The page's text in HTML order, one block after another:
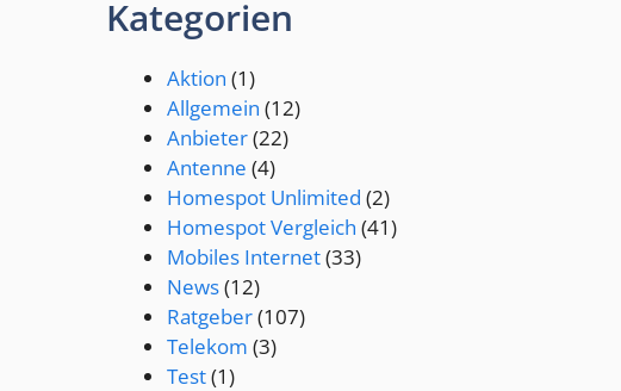
Kategorien
Aktion (1)
Allgemein (12)
Anbieter(22)
Antenne (4)
Homespot Unlimited (2)
Homespot Vergleich (41)
Mobiles Internet(33)
News(12)
Ratgeber(107)
Telekom (3)
Test(1)